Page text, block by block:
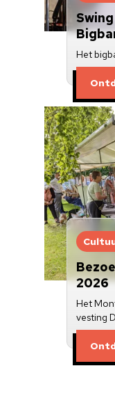
Het
2026
Het
vesting